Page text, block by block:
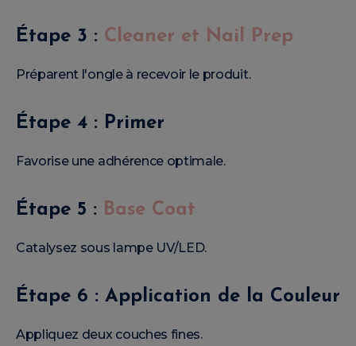
Étape 3 : Cleaner et Nail Prep
Préparent l'ongle à recevoir le produit.
Étape 4 : Primer
Favorise une adhérence optimale.
Étape 5 : Base Coat
Catalysez sous lampe UV/LED.
Étape 6 : Application de la Couleur
Appliquez deux couches fines.